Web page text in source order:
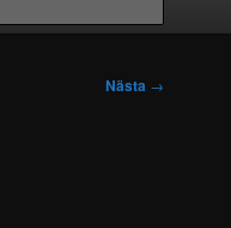
Nästa →